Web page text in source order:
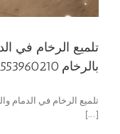
تلميع الرخام في
بالرخام 0553960210
[...]